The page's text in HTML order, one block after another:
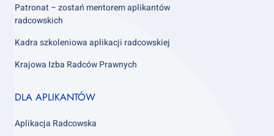
Patronat – zostań mentorem aplikantów
radcowskich
Kadra szkoleniowa aplikacji radcowskiej
Krajowa Izba Radców Prawnych
Footer
3
DLA APLIKANTÓW
Aplikacja Radcowska